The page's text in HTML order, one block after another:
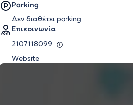
Parking
Δεν διαθέτει parking
Επικοινωνία
2107118099
Website